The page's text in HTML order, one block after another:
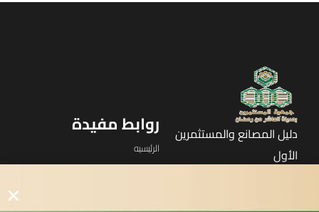
دليل المصانع والمستثمرين
الأول
روابط مفيدة
الرئيسيه